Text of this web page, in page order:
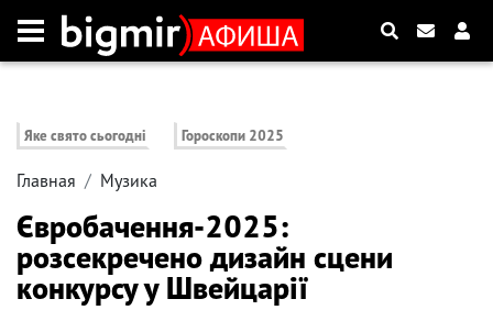
Яке свято сьогодні Гороскопи 2025
Главная Музика
Євробачення-2025:
розсекречено дизайн сцени
конкурсу у Швейцарії